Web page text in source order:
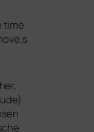
time